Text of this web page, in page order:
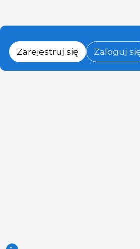
Zarejestruj się Zaloguj